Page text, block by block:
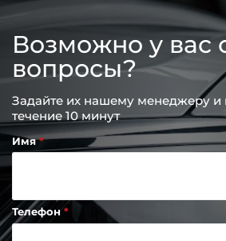
Возможно у вас
вопросы?
Задайте их нашему менеджеру и
течение 10 минут
Имя
Телефон